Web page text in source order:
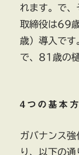
れます。で
取締役は69
歳）導入です
で、81歳の
4つの基本
ガバナンス
り、以下の通